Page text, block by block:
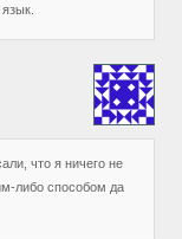
что я ничего не
либо способом да